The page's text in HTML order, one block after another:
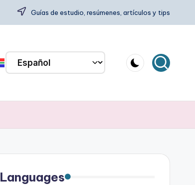
Guías de estudio, resúmenes, artículos y tips
Languages